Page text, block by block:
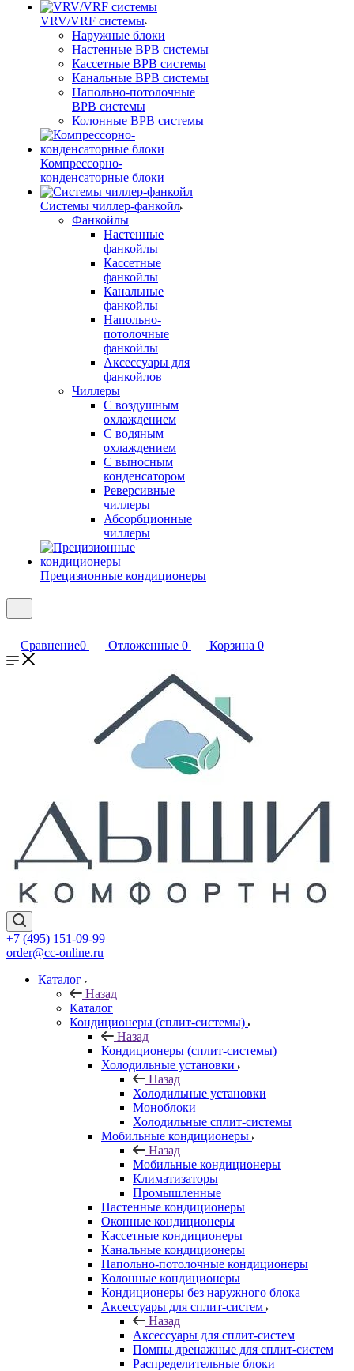
VRV/VRF системы
Наружные блоки
Настенные ВРВ системы
Кассетные ВРВ системы
Канальные ВРВ системы
Напольно-потолочные
ВРВ системы
Колонные ВРВ системы
Компрессорно-
конденсаторные блоки
Системы чиллер-фанкойл
Фанкойлы
Настенные
фанкойлы
Кассетные
фанкойлы
Канальные
фанкойлы
Напольно-
потолочные
фанкойлы
Аксессуары для
фанкойлов
Чиллеры
С воздушным
охлаждением
С водяным
охлаждением
С выносным
конденсатором
Реверсивные
чиллеры
Абсорбционные
чиллеры
Прецизионные кондиционеры
Сравнение0 Отложенные 0 Корзина 0
+7 (495) 151-09-99
order@cc-online.ru
Каталог
Назад
Каталог
Кондиционеры (сплит-системы)
Назад
Кондиционеры (сплит-системы)
Холодильные установки
Назад
Холодильные установки
Моноблоки
Холодильные сплит-системы
Мобильные кондиционеры
Назад
Мобильные кондиционеры
Климатизаторы
Промышленные
Настенные кондиционеры
Оконные кондиционеры
Кассетные кондиционеры
Канальные кондиционеры
Напольно-потолочные кондиционеры
Колонные кондиционеры
Кондиционеры без наружного блока
Аксессуары для сплит-систем
Назад
Аксессуары для сплит-систем
Помпы дренажные для сплит-систем
Распределительные блоки